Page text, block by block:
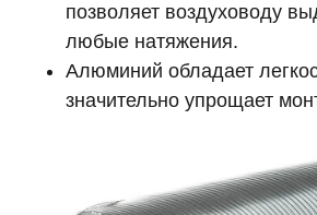
позволяет воздуховоду
любые натяжения.
Алюминий обладает
значительно упрощает